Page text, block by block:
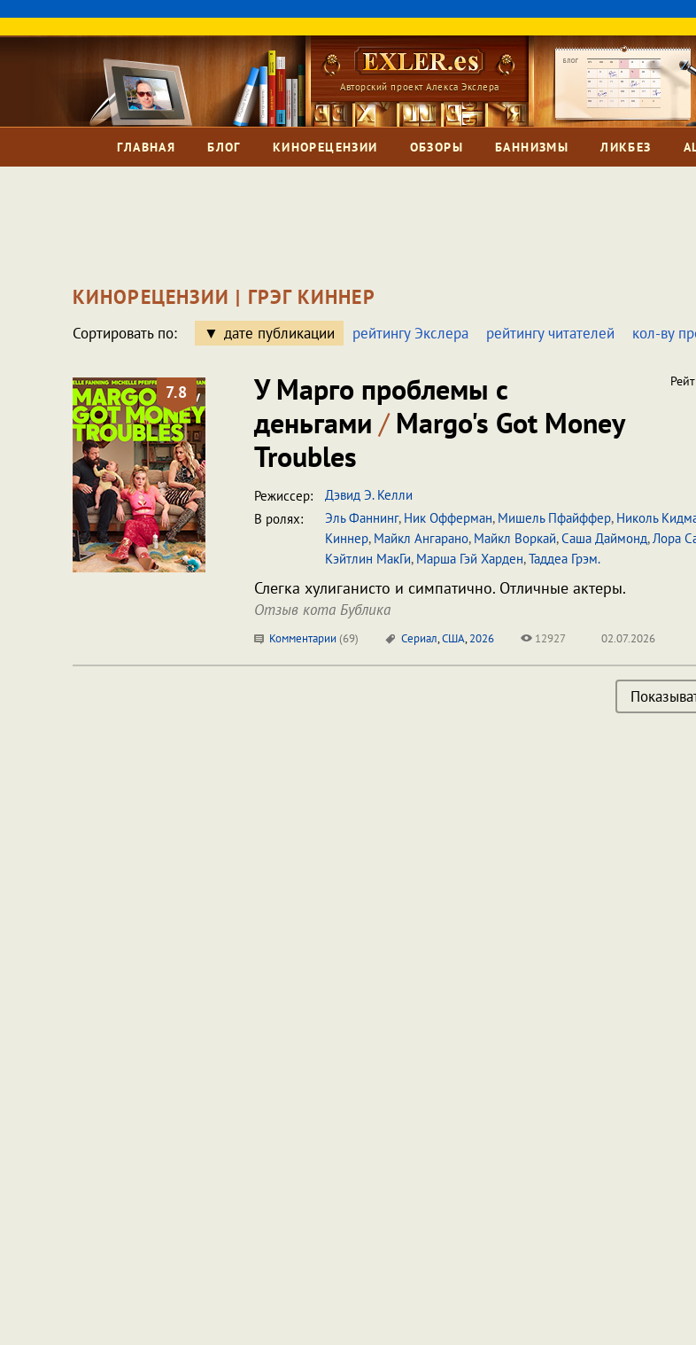
Авторский проект Алекса Экслера
ГЛАВНАЯ БЛОГ КИНОРЕЦЕНЗИИ ОБЗОРЫ БАННИЗМЫ ЛИКБЕЗ
КИНОРЕЦЕНЗИИ | ГРЭГ КИННЕР
Сортировать по: дате публикации рейтингу Экслера рейтингу читателей кол-ву
7.8
У Марго проблемы с
деньгами /Margo's Got Money
Troubles
Режиссер:
Дэвид Э. Келли
В ролях:
Эль Фаннинг, Ник Офферман, Мишель Пфайффер, Николь
Киннер, Майкл Ангарано, Майкл Воркай,Саша Даймонд,Лора
Кэйтлин МакГи, Марша Гэй Харден,Таддеа Грэм.
Слегка хулиганисто и симпатично. Отличные актеры.
Отзыв кота Бублика
Комментарии (69) Сериал,США,2026 12927 02.07.2026